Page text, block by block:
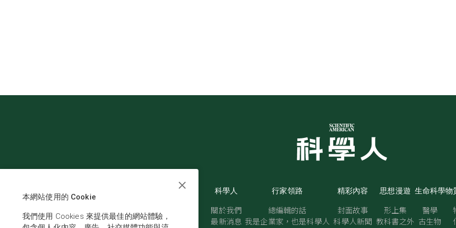
科學人
關於我們
最新消息
行家領路
總編輯的話
我是企業家，也是科學人
精彩內容
封面故事
科學人新聞
思想漫遊
形上集
教科書之外
生命科學
醫學
古生物
物
本網站使用的 Cookie
我們使用 Cookies 來提供最佳的網站體驗，